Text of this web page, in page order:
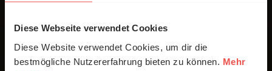
Diese Webseite verwendet Cookies
Diese Website verwendet Cookies, um dir die
bestmögliche Nutzererfahrung bieten zu können. Mehr